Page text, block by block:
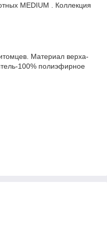
MEDIUM . Коллекция
Материал верха-
100% полиэфирное